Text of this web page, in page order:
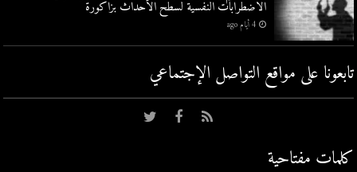
الاضطرابات النفسية لسطح الأحداث بزاكورة
4 أيام ago
تابعونا على مواقع التواصل اﻹجتماعي
كلمات مفتاحية